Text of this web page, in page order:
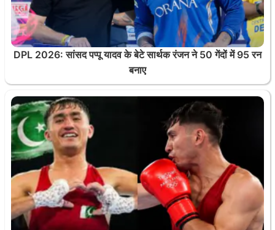
DPL 2026: सांसद पप्पू यादव के बेटे सार्थक रंजन ने 50 गेंदों में 95 रन
बनाए